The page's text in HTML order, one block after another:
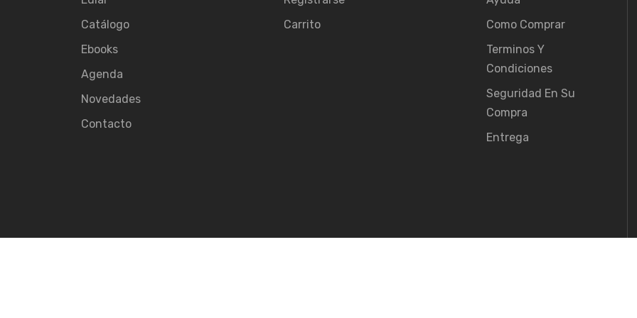
Catálogo
Ebooks
Agenda
Novedades
Contacto
Carrito
Como Comprar
Terminos Y
Condiciones
Seguridad En Su
Compra
Entrega